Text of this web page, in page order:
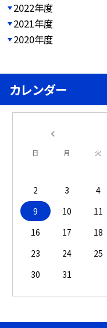
2022年度
2021年度
2020年度
カレンダー
日 月 火
2
3 4
9
10 11
16
17 18
23
24 25
30
31